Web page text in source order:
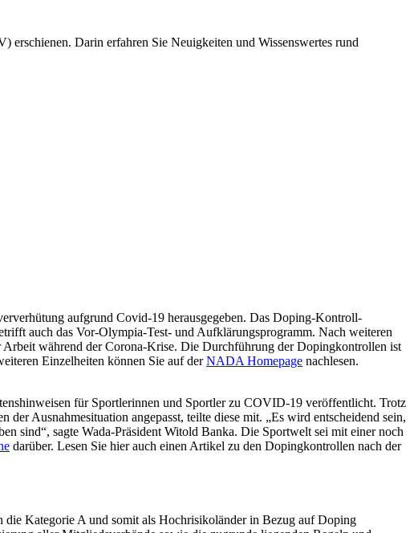
Darin erfahren Sie Neuigkeiten und Wissenswertes rund
aufgrund Covid-19 herausgegeben. Das Doping-Kontroll-
auch das Vor-Olympia-Test- und Aufklärungsprogramm. Nach weiteren
während der Corona-Krise. Die Durchführung der Dopingkontrollen ist
Einzelheiten können Sie auf derNADA Homepage nachlesen.
für Sportlerinnen und Sportler zu COVID-19 veröffentlicht. Trotz
Ausnahmesituation angepasst, teilte diese mit. „Es wird entscheidend sein,
sind“, sagte Wada-Präsident Witold Banka. Die Sportwelt sei mit einer noch
darüber. Lesen Sie hier auch einen Artikel zu den Dopingkontrollen nach der
Kategorie A und somit als Hochrisikoländer in Bezug auf Doping